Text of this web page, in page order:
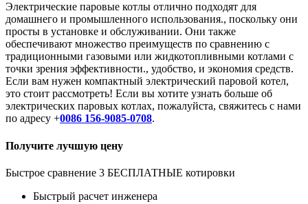
Электрические паровые котлы отлично подходят для
домашнего и промышленного использования., поскольку они
просты в установке и обслуживании. Они также
обеспечивают множество преимуществ по сравнению с
традиционными газовыми или жидкотопливными котлами с
точки зрения эффективности., удобство, и экономия средств.
Если вам нужен компактный электрический паровой котел,
это стоит рассмотреть! Если вы хотите узнать больше об
электрических паровых котлах, пожалуйста, свяжитесь с нами
по адресу +0086 156-9085-0708.
Получите лучшую цену
Быстрое сравнение 3 БЕСПЛАТНЫЕ котировки
Быстрый расчет инженера